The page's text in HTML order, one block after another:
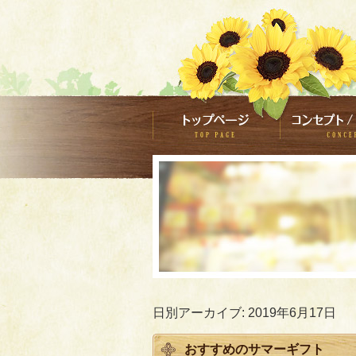
日別アーカイブ: 2019年6月17日
おすすめのサマーギフト